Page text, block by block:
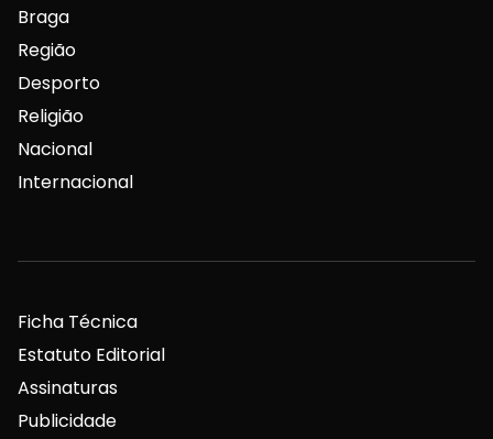
Braga
Região
Desporto
Religião
Nacional
Internacional
Ficha Técnica
Estatuto Editorial
Assinaturas
Publicidade